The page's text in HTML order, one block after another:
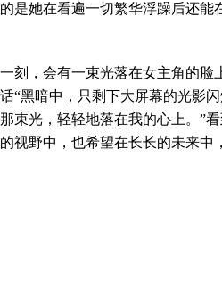
她在看遍一切繁华浮躁后还能
，会有一束光落在女主角的脸
“黑暗中，只剩下大屏幕的光影
束光，轻轻地落在我的心上。”看
视野中，也希望在长长的未来中